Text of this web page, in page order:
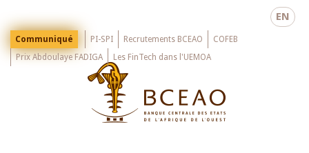
main
EN
Menu
Top
Communiqué PI-SPI Recrutements BCEAO
COFEB
Prix Abdoulaye FADIGA
Les FinTech dans l'UEMOA